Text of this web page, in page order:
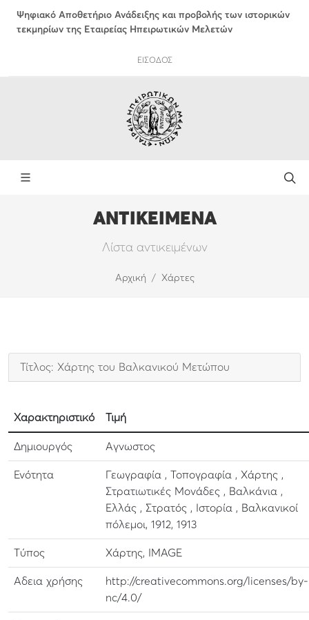
Ψηφιακό Αποθετήριο Ανάδειξης και προβολής των ιστορικών
τεκμηρίων της Εταιρείας Ηπειρωτικών Μελετών
ΕΙΣΟΔΟΣ
ΑΝΤΙΚΕΙΜΕΝΑ
Λίστα αντικειμένων
Αρχική Χάρτες
Τίτλος: Χάρτης του Βαλκανικού Μετώπου
Χαρακτηριστικό Τιμή
Δημιουργός Αγνωστος
Ενότητα
Γεωγραφία , Τοπογραφία , Χάρτης ,
Στρατιωτικές Μονάδες , Βαλκάνια ,
Ελλάς , Στρατός , Ιστορία , Βαλκανικοί
πόλεμοι, 1912, 1913
Τύπος Χάρτης, IMAGE
Αδεια χρήσης
http://creativecommons.org/licenses/by-
nc/4.0/